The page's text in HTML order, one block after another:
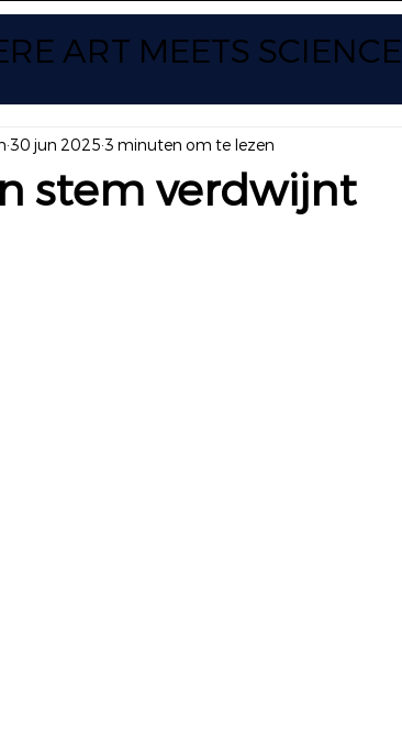
ART MEETS SCIENCE
stem verdwijnt
30 jun 2025 3 minuten om te lezen